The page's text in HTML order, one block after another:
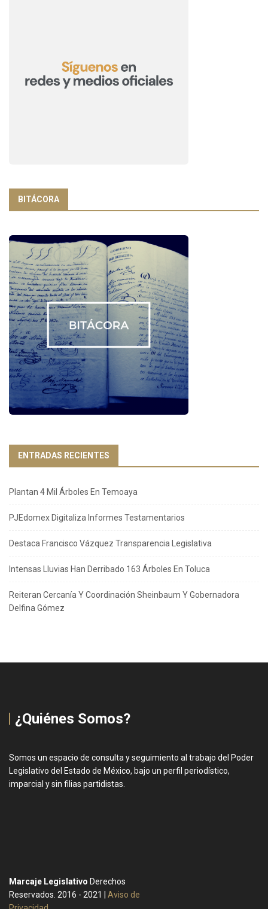
BITÁCORA
ENTRADAS RECIENTES
Plantan 4 Mil Árboles En Temoaya
PJEdomex Digitaliza Informes Testamentarios
Destaca Francisco Vázquez Transparencia Legislativa
Intensas Lluvias Han Derribado 163 Árboles En Toluca
Reiteran Cercanía Y Coordinación Sheinbaum Y Gobernadora
Delfina Gómez
¿Quiénes Somos?
Somos un espacio de consulta y seguimiento al trabajo del Poder
Legislativo del Estado de México, bajo un perfil periodístico,
imparcial y sin filias partidistas.
Marcaje Legislativo Derechos
Reservados. 2016 - 2021 | Aviso de